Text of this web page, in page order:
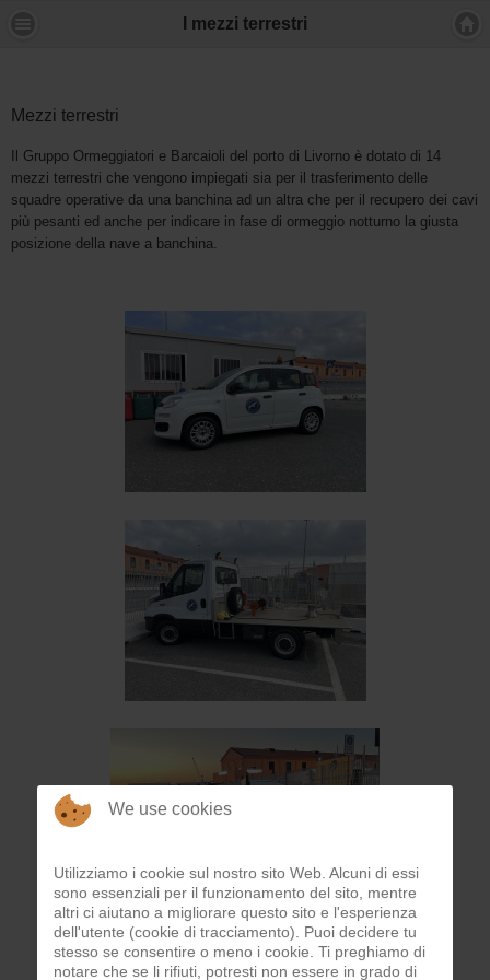
I mezzi terrestri
Mezzi terrestri
Il Gruppo Ormeggiatori e Barcaioli del porto di Livorno è dotato di 14
mezzi terrestri che vengono impiegati sia per il trasferimento delle
squadre operative da una banchina ad un altra che per il recupero dei cavi
più pesanti ed anche per indicare in fase di ormeggio notturno la giusta
posizione della nave a banchina.
We use cookies
Utilizziamo i cookie sul nostro sito Web. Alcuni di essi
sono essenziali per il funzionamento del sito, mentre
altri ci aiutano a migliorare questo sito e l'esperienza
dell'utente (cookie di tracciamento). Puoi decidere tu
stesso se consentire o meno i cookie. Ti preghiamo di
notare che se li rifiuti, potresti non essere in grado di